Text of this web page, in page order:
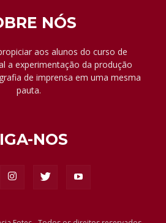
NÓS
aos alunos do curso de
a experimentação da produção
de imprensa em uma mesma
pauta.
NOS